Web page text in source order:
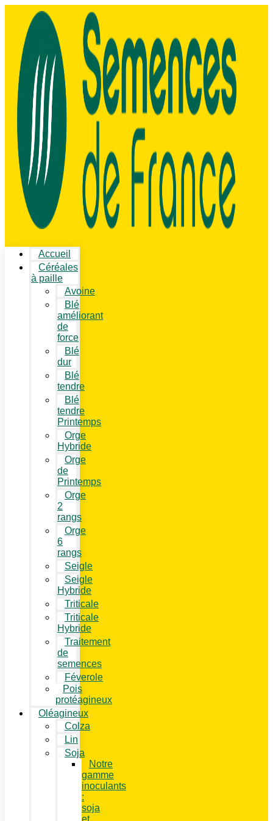
Accueil
Céréales
à paille
Avoine
Blé
améliorant
de
force
Blé
dur
Blé
tendre
Blé
tendre
Printemps
Orge
Hybride
Orge
de
Printemps
Orge
2
rangs
Orge
6
rangs
Seigle
Seigle
Hybride
Triticale
Triticale
Hybride
Traitement
de
semences
Féverole
Pois
protéagineux
Oléagineux
Colza
Lin
Soja
Notre
gamme
inoculants
:
soja
et